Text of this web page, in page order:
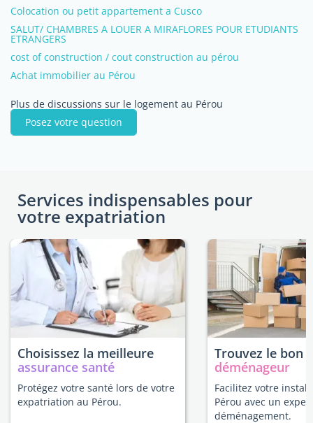
Colocation ou petit appartement a Cusco
SALUT/ CHAMBRES A LOUER A MIRAFLORES POUR ETUDIANTS
ETRANGERS
cost of construction / cout construction au pérou
Achat immobilier au Pérou
Plus de discussions sur le logement au Pérou
Posez votre question
Services indispensables pour
votre expatriation
Choisissez la meilleure
assurance santé
Protégez votre santé lors de votre
expatriation au Pérou.
Trouvez le bon
déménageur
Facilitez votre
Pérou avec un
déménagement.